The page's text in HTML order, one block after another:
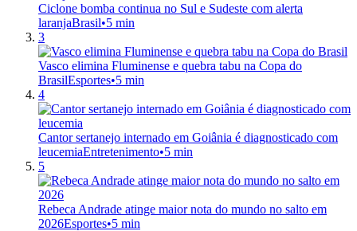
Ciclone bomba continua no Sul e Sudeste com alerta
laranjaBrasil•5 min
3
Vasco elimina Fluminense e quebra tabu na Copa do
BrasilEsportes•5 min
4
Cantor sertanejo internado em Goiânia é diagnosticado com
leucemiaEntretenimento•5 min
5
Rebeca Andrade atinge maior nota do mundo no salto em
2026Esportes•5 min